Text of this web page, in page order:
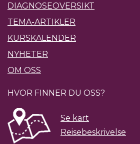
DIAGNOSEOVERSIKT
TEMA-ARTIKLER
KURSKALENDER
NYHETER
OM OSS
HVOR FINNER DU OSS?
Se kart
Reisebeskrivelse